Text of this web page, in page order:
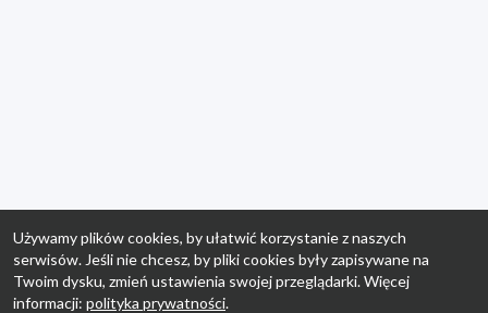
Używamy plików cookies, by ułatwić korzystanie z naszych
serwisów. Jeśli nie chcesz, by pliki cookies były zapisywane na
Twoim dysku, zmień ustawienia swojej przeglądarki. Więcej
informacji: polityka prywatności.